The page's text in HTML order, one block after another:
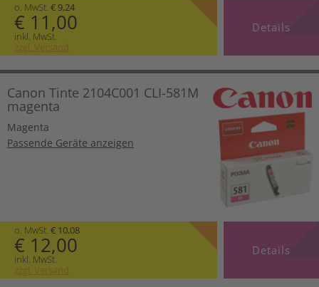
o. MwSt. € 9,24
€ 11,00
inkl. MwSt.
zzgl. Versand
Details
Canon Tinte 2104C001 CLI-581M
magenta
Magenta
Passende Geräte anzeigen
o. MwSt. € 10,08
€ 12,00
inkl. MwSt.
zzgl. Versand
Details